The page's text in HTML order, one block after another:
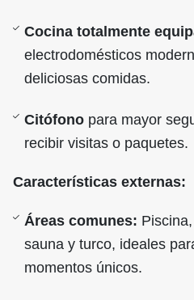
Cocina totalmente
electrodomésticos
deliciosas comidas.
Citófono para mayor
recibir visitas o paquetes.
Características externas:
Áreas comunes:
sauna y turco, ideales
momentos únicos.